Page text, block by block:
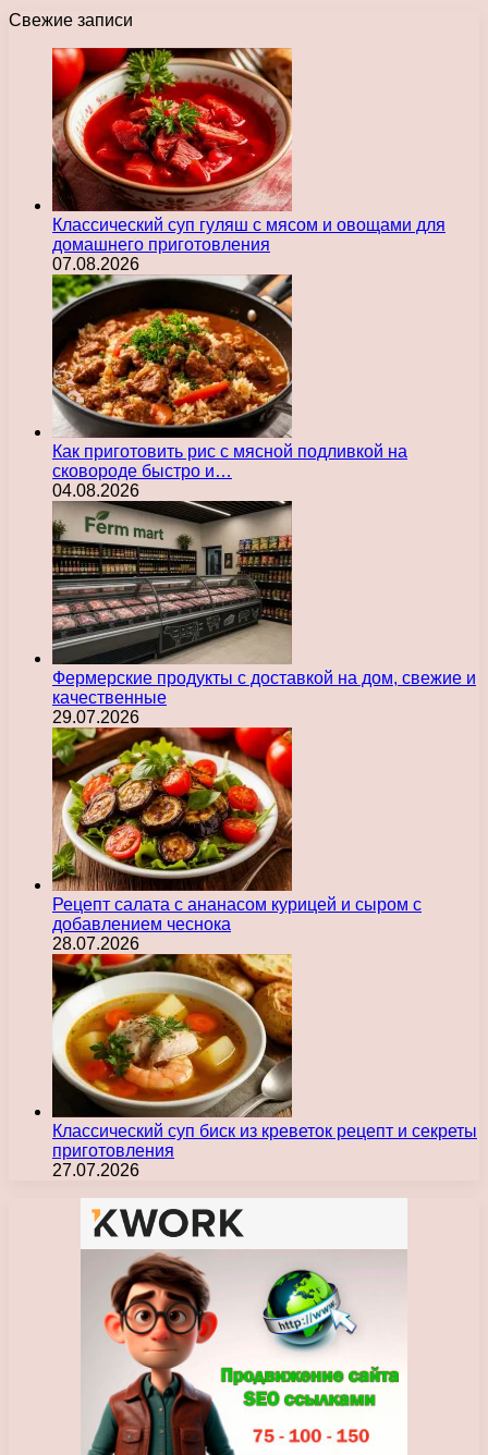
Свежие записи
Классический суп гуляш с мясом и овощами для
домашнего приготовления
07.08.2026
Как приготовить рис с мясной подливкой на
сковороде быстро и…
04.08.2026
Фермерские продукты с доставкой на дом, свежие и
качественные
29.07.2026
Рецепт салата с ананасом курицей и сыром с
добавлением чеснока
28.07.2026
Классический суп биск из креветок рецепт и секреты
приготовления
27.07.2026